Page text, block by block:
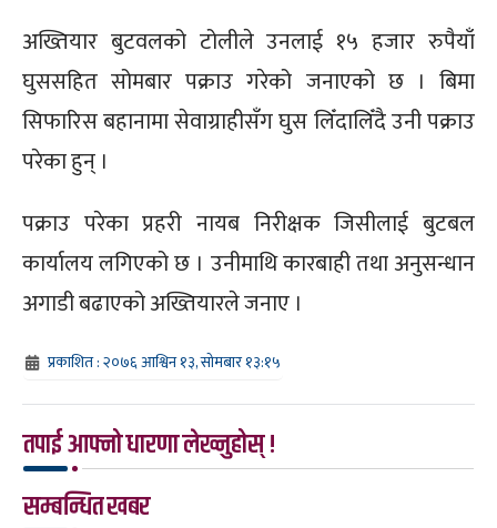
अख्तियार बुटवलको टोलीले उनलाई १५ हजार रुपैयाँ
घुससहित सोमबार पक्राउ गरेको जनाएको छ । बिमा
सिफारिस बहानामा सेवाग्राहीसँग घुस लिँदालिँदै उनी पक्राउ
परेका हुन् ।
पक्राउ परेका प्रहरी नायब निरीक्षक जिसीलाई बुटबल
कार्यालय लगिएको छ । उनीमाथि कारबाही तथा अनुसन्धान
अगाडी बढाएको अख्तियारले जनाए ।
प्रकाशित : २०७६ आश्विन १३, सोमबार १३:१५
तपाई आफ्नो धारणा लेख्नुहोस् !
सम्बन्धित खबर